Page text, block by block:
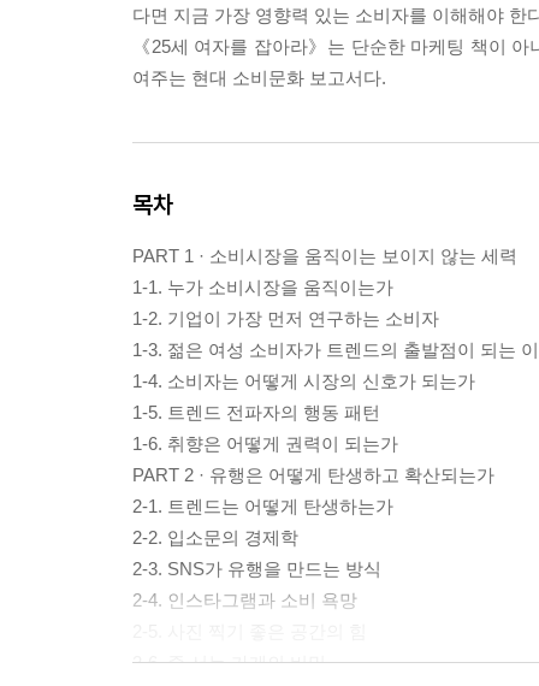
다면 지금 가장 영향력 있는 소비자를 이해해야 한
《25세 여자를 잡아라》는 단순한 마케팅 책이
여주는 현대 소비문화 보고서다.
목차
PART 1 · 소비시장을 움직이는 보이지 않는 세력
1-1. 누가 소비시장을 움직이는가
1-2. 기업이 가장 먼저 연구하는 소비자
1-3. 젊은 여성 소비자가 트렌드의 출발점이 되는
1-4. 소비자는 어떻게 시장의 신호가 되는가
1-5. 트렌드 전파자의 행동 패턴
1-6. 취향은 어떻게 권력이 되는가
PART 2 · 유행은 어떻게 탄생하고 확산되는가
2-1. 트렌드는 어떻게 탄생하는가
2-2. 입소문의 경제학
2-3. SNS가 유행을 만드는 방식
2-4. 인스타그램과 소비 욕망
2-6. 줄 서는 가게의 비밀